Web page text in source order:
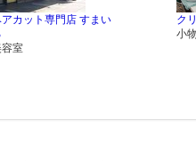
カット専門店 すまい
室
ク
小